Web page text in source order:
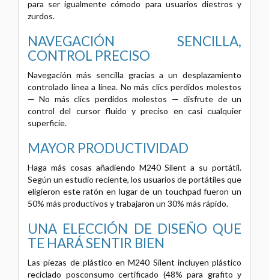
para ser igualmente cómodo para usuarios diestros y
zurdos.
NAVEGACIÓN SENCILLA,
CONTROL PRECISO
Navegación más sencilla gracias a un desplazamiento
controlado línea a línea. No más clics perdidos molestos
— No más clics perdidos molestos — disfrute de un
control del cursor fluido y preciso en casi cualquier
superficie.
MAYOR PRODUCTIVIDAD
Haga más cosas añadiendo M240 Silent a su portátil.
Según un estudio reciente, los usuarios de portátiles que
eligieron este ratón en lugar de un touchpad fueron un
50% más productivos y trabajaron un 30% más rápido.
UNA ELECCIÓN DE DISEÑO QUE
TE HARÁ SENTIR BIEN
Las piezas de plástico en M240 Silent incluyen plástico
reciclado posconsumo certificado (48% para grafito y